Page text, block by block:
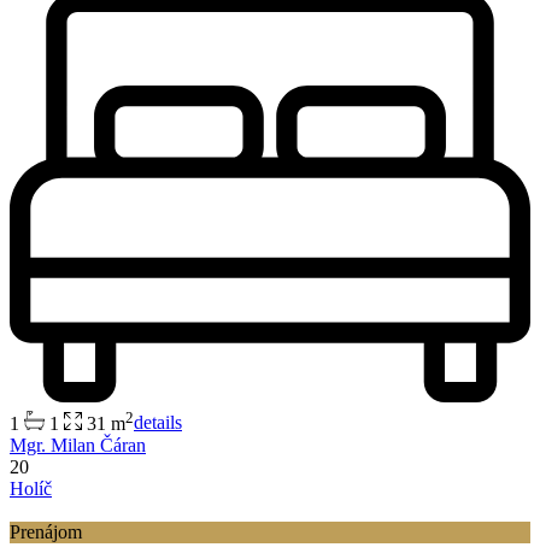
1 1 31 m2details
Mgr. Milan Čáran
20
Holíč
Prenájom